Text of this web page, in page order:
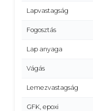
Lapvastagság
Fogosztás
Lap anyaga
Vágás
Lemezvastagság
GFK, epoxi